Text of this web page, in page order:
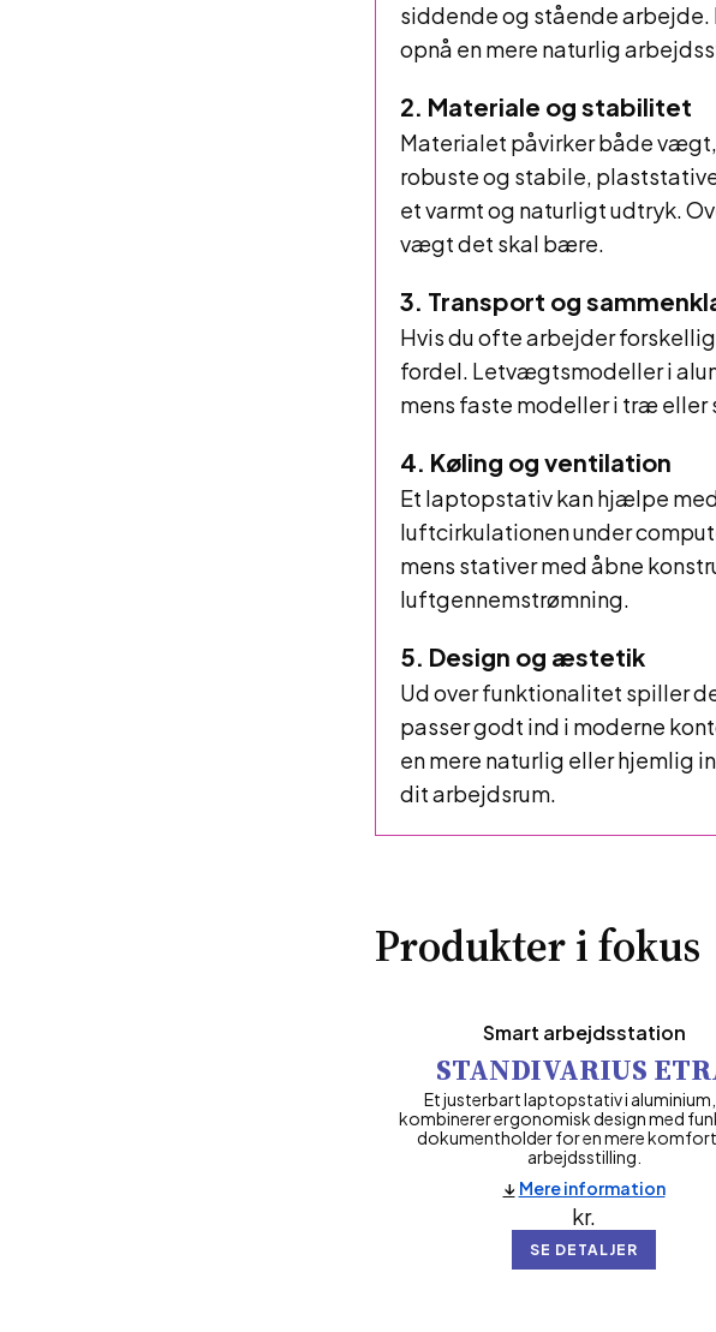
siddende og stående arbejde.
opnå en mere naturlig
2. Materiale og stabilitet
Materialet påvirker både
robuste og stabile,
et varmt og naturligt udtryk.
vægt det skal bære.
3. Transport og
Hvis du ofte arbejder
fordel. Letvægtsmodeller i
mens faste modeller i træ
4. Køling og ventilation
Et laptopstativ kan hjælpe
luftcirkulationen under
mens stativer med åbne
luftgennemstrømning.
5. Design og æstetik
Ud over funktionalitet spiller
passer godt ind i moderne
en mere naturlig eller hjemlig
dit arbejdsrum.
Produkter i fokus
Smart arbejdsstation
STANDIVARIUS
Et justerbart laptopstativ i
kombinerer ergonomisk design med
dokumentholder for en mere
arbejdsstilling.
kr.
SE DETALJER
Mere information